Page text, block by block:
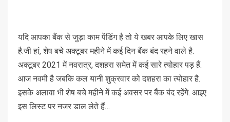
यदि आपका बैंक से जुड़ा काम पेंडिंग है तो ये खबर आपके लिए खास
है.जी हां, शेष बचे अक्टूबर महीने में कई दिन बैंक बंद रहने वाले है.
अक्टूबर 2021 में नवरात्र, दशहरा समेत में कई सारे त्योहार पड़ हैं.
आज नवमी है जबकि कल यानी शुक्रवार को दशहरा का त्योहार है.
इसके अलावा भी शेष बचे महीने में कई अवसर पर बैंक बंद रहेंगे. आइए
इस लिस्ट पर नजर डाल लेते हैं…